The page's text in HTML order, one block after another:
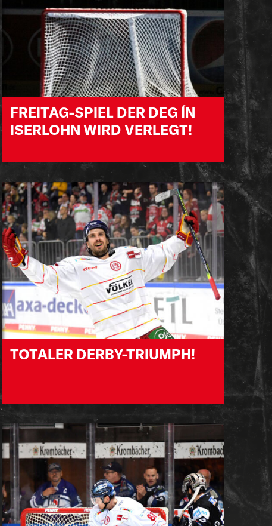
FREITAG-SPIEL DER DEG ÍN
ISERLOHN WIRD VERLEGT!
TOTALER DERBY-TRIUMPH!